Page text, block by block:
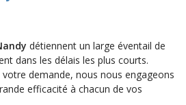
détiennent un large éventail de
dans les délais les plus courts.
demande, nous nous engageons
efficacité à chacun de vos